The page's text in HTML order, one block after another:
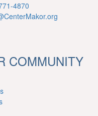
4870
COMMUNITY